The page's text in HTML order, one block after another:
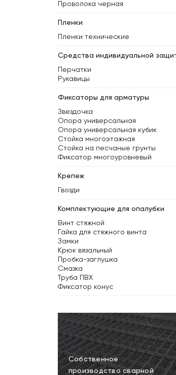
Проволока черная
Пленки
Пленки технические
Средства индивидуальной
Перчатки
Рукавицы
Фиксаторы для арматуры
Звездочка
Опора универсальная
Опора универсальная кубик
Стойка многоэтажная
Стойка на песчаные грунты
Фиксатор многоуровневый
Крепеж
Гвозди
Комплектующие для опалубки
Винт стяжной
Гайка для стяжного винта
Замки
Крюк вязальный
Пробка-заглушка
Смазка
Труба ПВХ
Фиксатор конус
Собственное
производство сварной